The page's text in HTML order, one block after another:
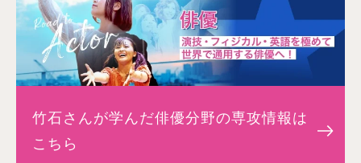
竹石さんが学んだ俳優分野の専攻情報は
こちら